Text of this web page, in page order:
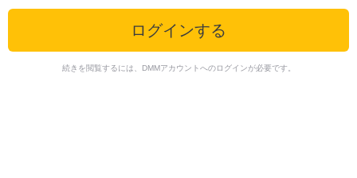
ログインする
続きを閲覧するには、DMMアカウントへのログインが必要です。